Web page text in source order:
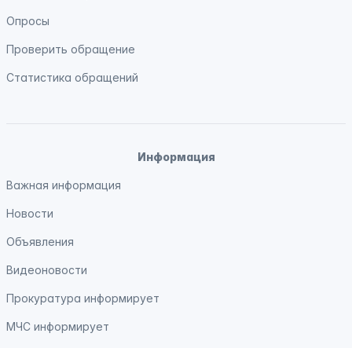
Опросы
Проверить обращение
Статистика обращений
Информация
Важная информация
Новости
Объявления
Видеоновости
Прокуратура информирует
МЧС информирует